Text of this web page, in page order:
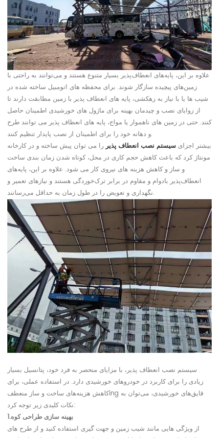
علاوه بر این، پایه‌های انعطاف‌پذیر بسیار متنوع هستند و می‌توانند به راحتی با
زمین‌های پیچیده سازگار شوند. برای محفظه های اتومبیل ساخته شده در
شیب ها یا با نیاز به زهکشی، پایه های انعطاف پذیر با زمین مطابقت دارند تا
از زوایای نصب و چیدمان بهینه برای ماژول های خورشیدی اطمینان حاصل
کنند. حتی در زمین های ناهموار یا مواج، پایه های انعطاف پذیر می توانند طرح
و دهانه خود را برای اطمینان از نصب پایدار تنظیم کنند.
بیشتر اجزای سیستم نصب انعطاف پذیررا می توان پیش ساخته و در کارخانه
مونتاژ کرد که باعث کاهش حجم کاری در محل، کوتاه شدن زمان بندی ساخت
و ساز و کاهش هزینه های نیروی کار می شود. علاوه بر این، پایه‌های
انعطاف‌پذیر بادوام و مقاوم در برابر ترک‌خوردگی هستند و نیازهای تعمیر و
نگهداری و تعویض را در طول زمان به حداقل می‌رسانند.
سیستم نصب انعطاف پذیر، با مزایای منحصر به فرد خود، پتانسیل بسیار
زیادی را برای کاربرد در خودروهای خورشیدی دارد. در استفاده عملی، برای
کاهش هزینه‌های ساخت و ساز منعطفing
نکات کلیدی زیر توجه کرد:
1.بهینه سازی طراحی کوه
از ویژگی هایی مانند شیب زمین و جهت گیری استفاده کنید و از طرح های